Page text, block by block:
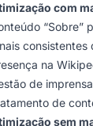
com
“Sobre”
consistentes
na
de
de
sem